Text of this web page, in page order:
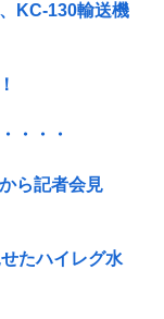
KC-130輸送機
・・・
ら記者会見
たハイレグ水